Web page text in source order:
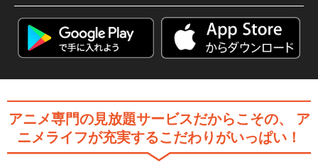
アニメ専門の見放題サービスだからこその、
ア
ニメライフが充実するこだわりがいっぱい！